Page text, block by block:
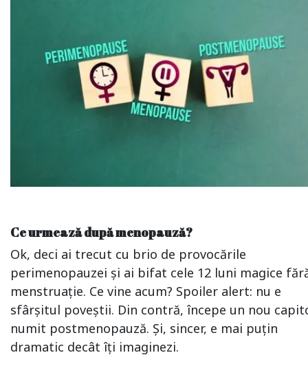
Ce urmează după menopauză?
Ok, deci ai trecut cu brio de provocările
perimenopauzei și ai bifat cele 12 luni magice
menstruație. Ce vine acum? Spoiler alert: nu e
sfârșitul poveștii. Din contră, începe un nou
numit postmenopauză. Și, sincer, e mai puțin
dramatic decât îți imaginezi.